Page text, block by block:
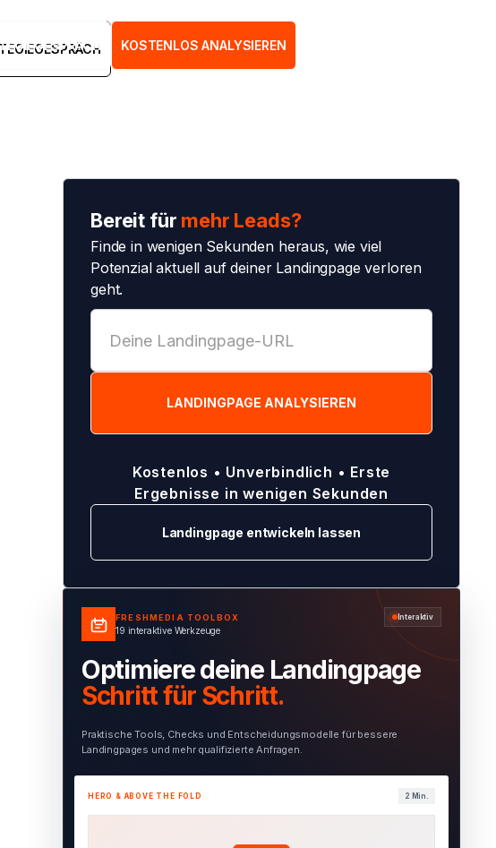
KOSTENLOS ANALYSIEREN
Bereit für mehr Leads?
Finde in wenigen Sekunden heraus, wie viel
Potenzial aktuell auf deiner Landingpage verloren
geht.
Kostenlos • Unverbindlich • Erste
Ergebnisse in wenigen Sekunden
Landingpage entwickeln lassen
FRESHMEDIA TOOLBOX
19 interaktive Werkzeuge
Interaktiv
Optimiere deine Landingpage
Schritt für Schritt.
Praktische Tools, Checks und Entscheidungsmodelle für bessere
Landingpages und mehr qualifizierte Anfragen.
HERO & ABOVE THE FOLD 2 Min.